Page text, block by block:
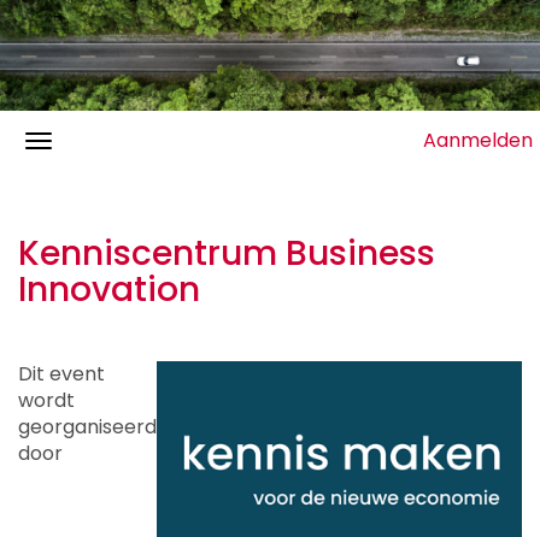
Aanmelden
Kenniscentrum Business
Innovation
Dit event
wordt
georganiseerd
door